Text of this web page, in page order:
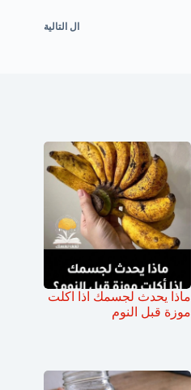
ال التالية
ماذا يحدث لجسمك اذا اكلت
موزة قبل النوم